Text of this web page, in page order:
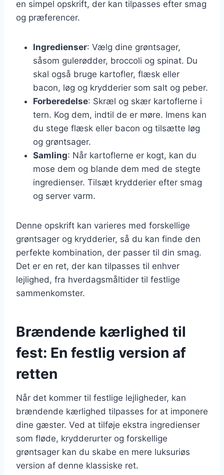
en simpel opskrift, der kan tilpasses efter smag
og præferencer.
Ingredienser: Vælg dine grøntsager,
såsom gulerødder, broccoli og spinat. Du
skal også bruge kartofler, flæsk eller
bacon, løg og krydderier som salt og peber.
Forberedelse: Skræl og skær kartoflerne i
tern. Kog dem, indtil de er møre. Imens kan
du stege flæsk eller bacon og tilsætte løg
og grøntsager.
Samling: Når kartoflerne er kogt, kan du
mose dem og blande dem med de stegte
ingredienser. Tilsæt krydderier efter smag
og server varm.
Denne opskrift kan varieres med forskellige
grøntsager og krydderier, så du kan finde den
perfekte kombination, der passer til din smag.
Det er en ret, der kan tilpasses til enhver
lejlighed, fra hverdagsmåltider til festlige
sammenkomster.
Brændende kærlighed til
fest: En festlig version af
retten
Når det kommer til festlige lejligheder, kan
brændende kærlighed tilpasses for at imponere
dine gæster. Ved at tilføje ekstra ingredienser
som fløde, krydderurter og forskellige
grøntsager kan du skabe en mere luksuriøs
version af denne klassiske ret.